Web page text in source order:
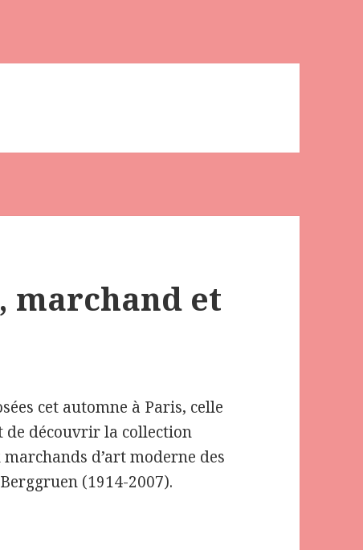
marchand et
cet automne à Paris, celle
de découvrir la collection
d’art moderne des
(1914-2007).